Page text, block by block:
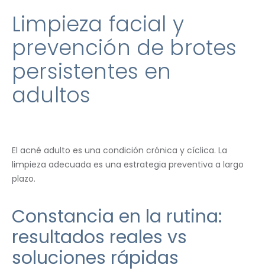
Limpieza facial y
prevención de brotes
persistentes en
adultos
El acné adulto es una condición crónica y cíclica. La
limpieza adecuada es una estrategia preventiva a largo
plazo.
Constancia en la rutina:
resultados reales vs
soluciones rápidas